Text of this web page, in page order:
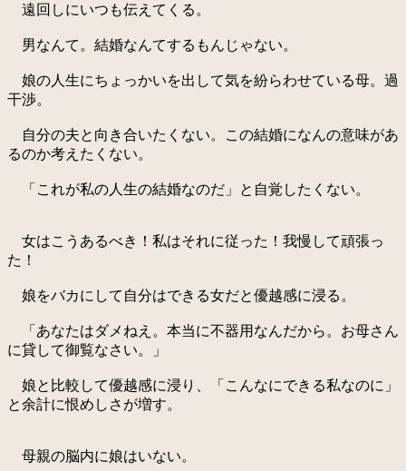
遠回しにいつも伝えてくる。
男なんて。結婚なんてするもんじゃない。
娘の人生にちょっかいを出して気を紛らわせている母。過
干渉。
自分の夫と向き合いたくない。この結婚になんの意味があ
るのか考えたくない。
「これが私の人生の結婚なのだ」と自覚したくない。
女はこうあるべき！私はそれに従った！我慢して頑張っ
た！
娘をバカにして自分はできる女だと優越感に浸る。
「あなたはダメねえ。本当に不器用なんだから。お母さん
に貸して御覧なさい。」
娘と比較して優越感に浸り、「こんなにできる私なのに」
と余計に恨めしさが増す。
母親の脳内に娘はいない。